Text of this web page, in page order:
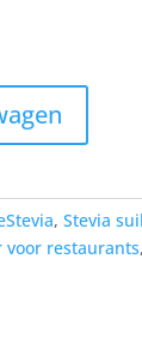
, Stevia
voor restaurants,